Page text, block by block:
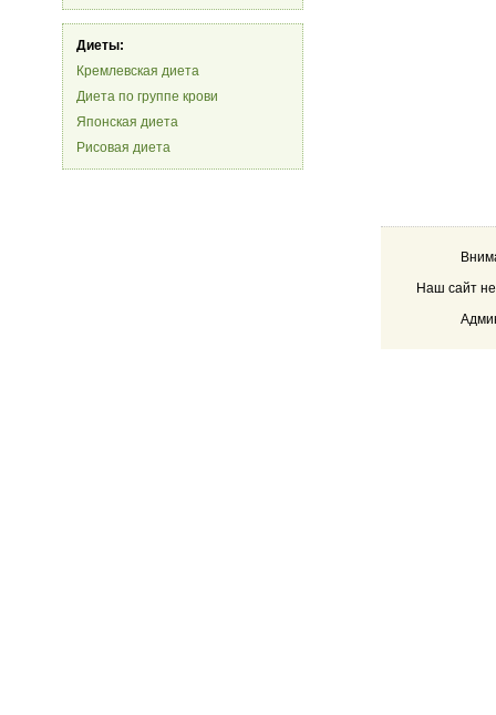
Диеты:
Кремлевская диета
Диета по группе крови
Японская диета
Рисовая диета
Наш сайт